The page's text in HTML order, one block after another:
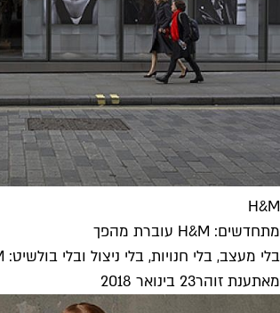
H&M
מתחדשים: H&M עוברת מהפך
בלי מעצב, בלי חנויות, בלי ניצול ובלי בולשיט: H&M מתכוננת להשיק את הלייבל החדש שלה Nyden ומבטיחה לערוך מהפך בתעשייה. איך...
מאתענת זוהר23 בינואר 2018